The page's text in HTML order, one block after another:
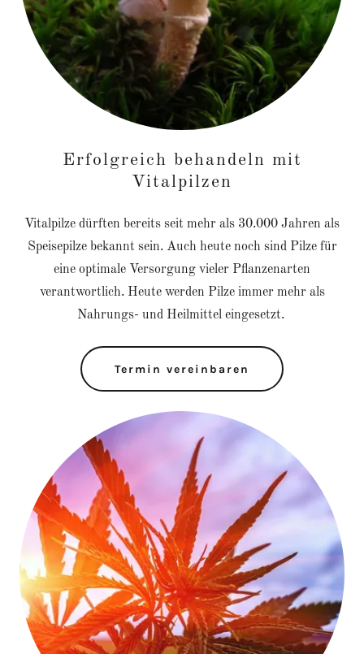
Erfolgreich behandeln mit
Vitalpilzen
Vitalpilze dürften bereits seit mehr als 30.000 Jahren als
Speisepilze bekannt sein. Auch heute noch sind Pilze für
eine optimale Versorgung vieler Pflanzenarten
verantwortlich. Heute werden Pilze immer mehr als
Nahrungs- und Heilmittel eingesetzt.
Termin vereinbaren